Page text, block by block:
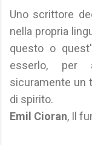
Uno scrittore
nella propria
questo o
esserlo, per
sicuramente un
di spirito.
Emil Cioran, Il